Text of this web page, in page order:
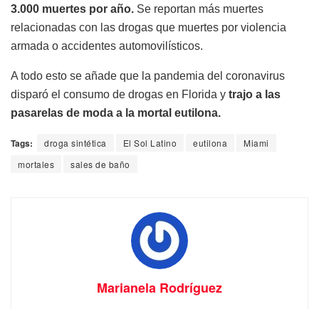
3.000 muertes por año. Se reportan más muertes
relacionadas con las drogas que muertes por violencia
armada o accidentes automovilísticos.
A todo esto se añade que la pandemia del coronavirus
disparó el consumo de drogas en Florida y trajo a las
pasarelas de moda a la mortal eutilona.
Tags: droga sintética El Sol Latino eutilona
Miami
mortales
sales de baño
Marianela Rodríguez